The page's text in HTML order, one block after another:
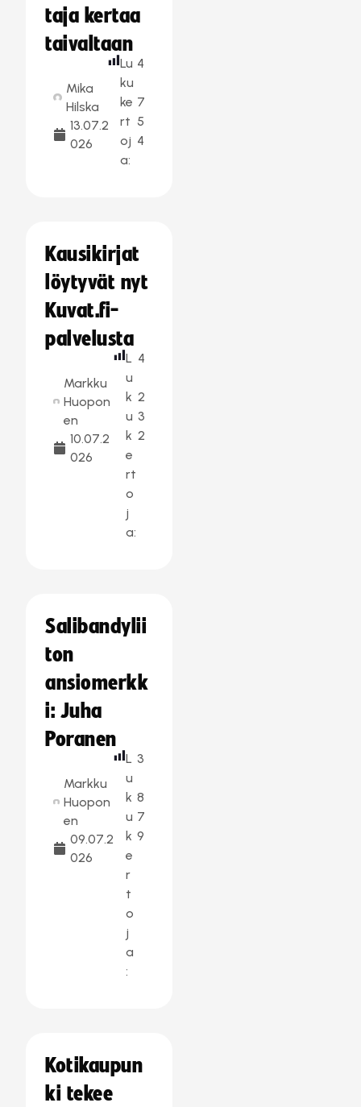
taja kertaa
taivaltaan
Mika
Hilska
13.07.2
026
Lu
ku
ke
rt
oj
a:
4
7
5
4
Kausikirjat
löytyvät nyt
Kuvat.fi-
palvelusta
Markku
Huopon
en
10.07.2
026
L
u
k
u
k
e
rt
o
j
a:
4
2
3
2
Salibandylii
ton
ansiomerkk
i: Juha
Poranen
Markku
Huopon
en
09.07.2
026
L
u
k
u
k
e
r
t
o
j
a
:
3
8
7
9
Kotikaupun
ki tekee